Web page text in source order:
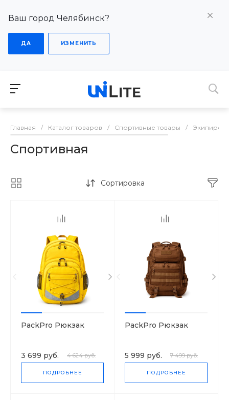
Ваш город Челябинск?
ДА ИЗМЕНИТЬ
Главная / Каталог товаров / Спортивные товары /
Спортивная
Сортировка
PackPro Рюкзак
3 699 руб. 4 624 руб.
ПОДРОБНЕЕ
PackPro Рюкзак
5 999 руб. 7 499 руб.
ПОДРОБНЕЕ